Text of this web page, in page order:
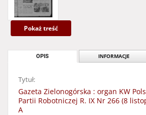
Pokaż treść
OPIS INFORMACJE
Tytuł:
Gazeta Zielonogórska : organ KW
Partii Robotniczej R. IX Nr 266 (8
A